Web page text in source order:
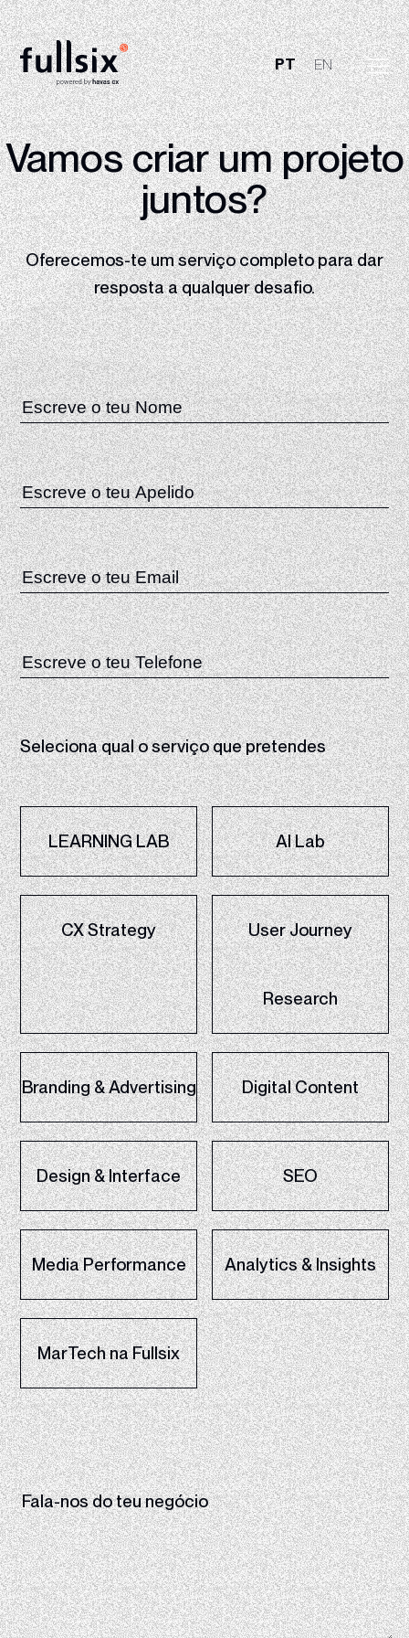
PT EN
Quem Somos
Clientes
Serviços
Vagas
Notícias
Contactos
Vamos criar umprojeto
juntos?
Oferecemos-te um serviço completo para dar
respostaa qualquer desafio.
Seleciona qual o serviço que pretendes
LEARNING LAB AI Lab
CX Strategy User Journey
Research
Branding & Advertising Digital Content
Design & Interface SEO
Media Performance Analytics & Insights
MarTech na Fullsix